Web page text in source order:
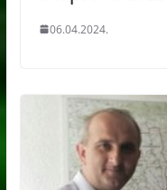
06.04.2024.